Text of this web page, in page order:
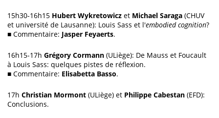
15h30-16h15 Hubert Wykretowicz et Michael Saraga (CHUV
et université de Lausanne): Louis Sass et l'embodied cognition?
■ Commentaire: Jasper Feyaerts.
16h15-17h Grégory Cormann (ULiège): De Mauss et Foucault
à Louis Sass: quelques pistes de réflexion.
■ Commentaire: Elisabetta Basso.
17h Christian Mormont (ULiège) et Philippe Cabestan (EFD):
Conclusions.